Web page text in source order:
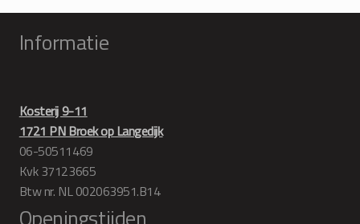
Informatie
Kosterij 9-11
1721 PN Broek op Langedijk
06-50511469
Kvk 37123665
Btw nr. NL 002063951.B14
Openingstijden